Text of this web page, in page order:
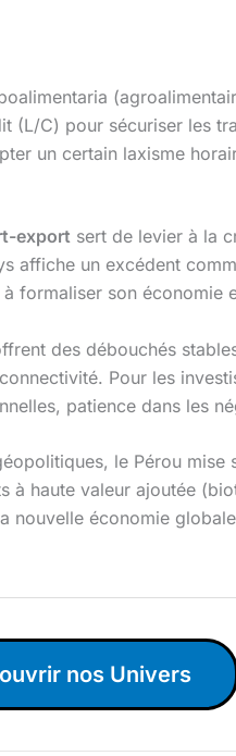
(L/C) pour sécuriser les
un certain laxisme
export sert de levier à la
affiche un excédent
formaliser son économie
des débouchés
Pour les
patience dans les
le Pérou
à haute valeur ajoutée
nouvelle économie
nos Univers